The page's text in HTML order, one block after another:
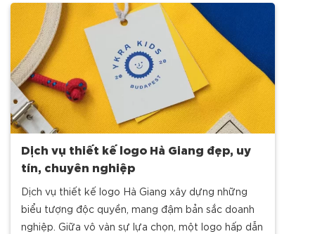
Dịch vụ thiết kế logo Hà Giang đẹp, uy
tín, chuyên nghiệp
Dịch vụ thiết kế logo Hà Giang xây dựng những
biểu tượng độc quyền, mang đậm bản sắc doanh
nghiệp. Giữa vô vàn sự lựa chọn, một logo hấp dẫn